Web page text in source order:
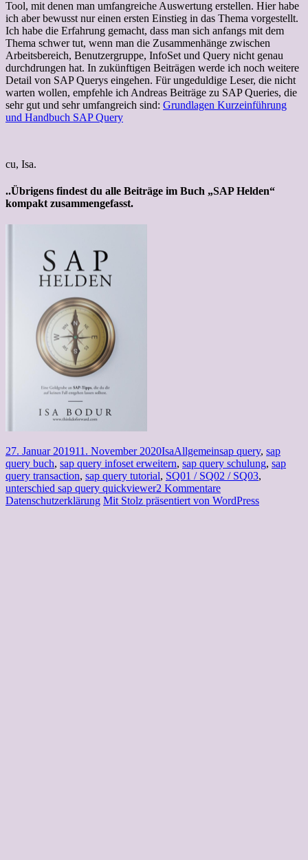
Tool, mit denen man umfangreiche Auswertung erstellen. Hier habe
ich aber bewusst nur einen ersten Einstieg in das Thema vorgestellt.
Ich habe die Erfahrung gemacht, dass man sich anfangs mit dem
Thema schwer tut, wenn man die Zusammenhänge zwischen
Arbeitsbereich, Benutzergruppe, InfoSet und Query nicht genau
durchdrungen hat. In zukünftigen Beiträgen werde ich noch weitere
Detail von SAP Querys eingehen. Für ungeduldige Leser, die nicht
warten wollen, empfehle ich Andreas Beiträge zu SAP Queries, die
sehr gut und sehr umfangreich sind: Grundlagen Kurzeinführung
und Handbuch SAP Query
cu, Isa.
..Übrigens findest du alle Beiträge im Buch „SAP Helden“
kompakt zusammengefasst.
Veröffentlicht
am
27. Januar 201911. November 2020Autor
IsaKategorien
AllgemeinSchlagwörter
sap query, sap
query buch, sap query infoset erweitern, sap query schulung, sap
query transaction, sap query tutorial, SQ01 / SQ02 / SQ03,
unterschied sap query quickviewer2 Kommentarezu
SAP-
Datenschutzerklärung Mit Stolz präsentiert von WordPress